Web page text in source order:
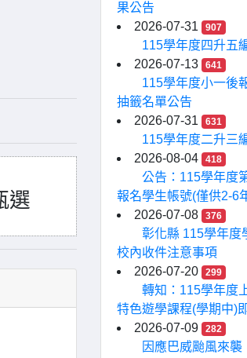
選
果公告
2026-07-31
907
115學年度四升五
2026-07-13
641
115學年度小一後
抽籤名單公告
2026-07-31
631
115學年度二升三
2026-08-04
418
公告：115學年度
報名學生帳號(僅供2-6
2026-07-08
376
彰化縣 115學年度
校內收件注意事項
2026-07-20
299
轉知：115學年度
特色遊學課程(學期中)
2026-07-09
282
因應巴威颱風來襲